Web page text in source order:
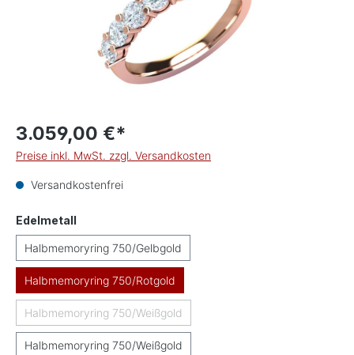
3.059,00 €*
Preise inkl. MwSt. zzgl. Versandkosten
Versandkostenfrei
Edelmetall
Halbmemoryring 750/Gelbgold
Halbmemoryring 750/Rotgold
Halbmemoryring 750/Weißgold(Diese Option ist zurzeit nicht verfügbar.)
Halbmemoryring 750/Weißgold